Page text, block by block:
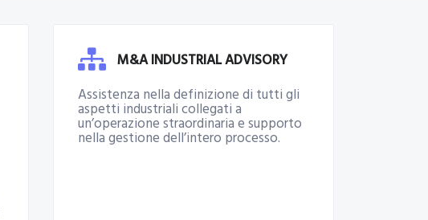
M&A INDUSTRIAL ADVISORY
Assistenza nella definizione di tutti gli
aspetti industriali collegati a
un’operazione straordinaria e supporto
nella gestione dell’intero processo.